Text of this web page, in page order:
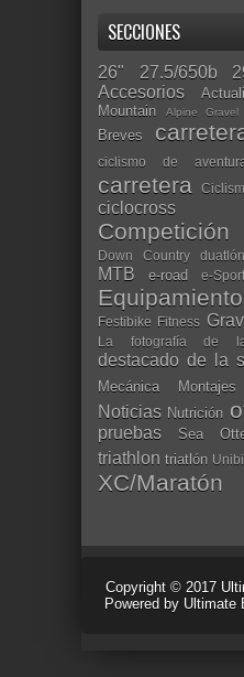
SECCIONES
26" 27.5/650b
Accesorios
Mountain
Alpine Gravel
Breves
ciclismo de
carretera
ciclocross
Competición
Down Country duatlón
MTB
e-road e-
Equipamiento
Festibike Fitness
La fotografía de
destacado de la
Mecánica
Noticias Nutrición
pruebas Sea
triathlon triatlón
XC/Maratón
Copyright © 2017
Powered by Ultimate